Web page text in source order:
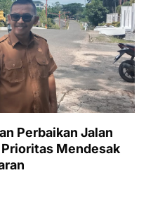
Perbaikan Jalan
Mendesak